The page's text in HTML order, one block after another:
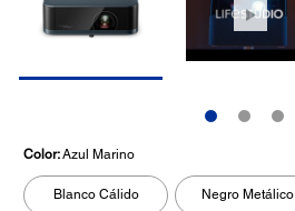
Color:Azul Marino
Blanco Cálido Negro Metálico